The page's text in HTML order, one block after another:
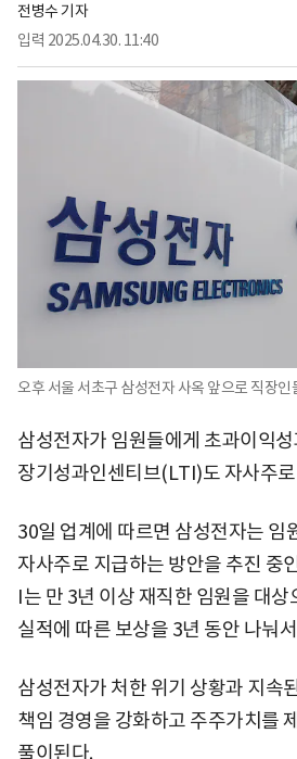
전병수 기자
입력 2025.04.30. 11:40
오후 서울 서초구 삼성전자 사옥 앞으로 직장
삼성전자가 임원들에게 초과이익
장기성과인센티브(LTI)도 자사주
30일 업계에 따르면 삼성전자는 임
자사주로 지급하는 방안을 추진 중
I는 만 3년 이상 재직한 임원을 대상
실적에 따른 보상을 3년 동안 나눠
삼성전자가 처한 위기 상황과 지속
책임 경영을 강화하고 주주가치를
풀이된다.